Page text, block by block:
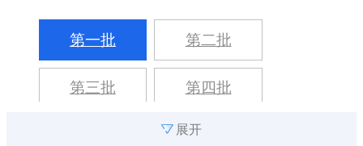
第一批 第二批
第三批 第四批
第六批
展开